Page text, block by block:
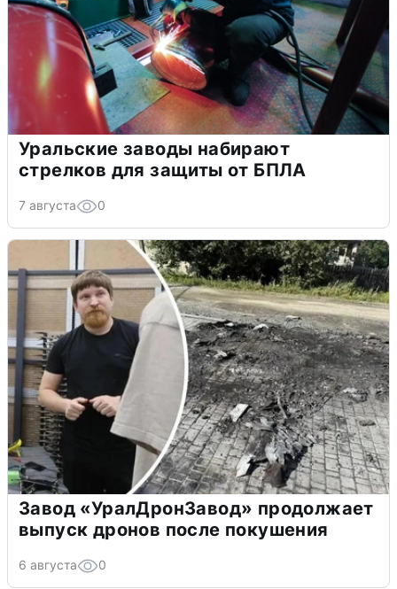
Уральские заводы набирают
стрелков для защиты от БПЛА
7 августа 0
Завод «УралДронЗавод» продолжает
выпуск дронов после покушения
6 августа 0